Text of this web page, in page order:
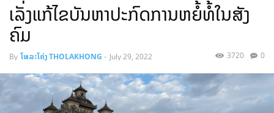
ເລັ່ງ​ແກ້​ໄຂ​ບັນ​ຫາ​ປະ​ກົດ​ການ​ຫຍໍ້​ທໍ້​ໃນ​ສັງ​
ຄົມ
By ໂທລະໂຄ່ງ THOLAKHONG - July 29, 2022 0
3720